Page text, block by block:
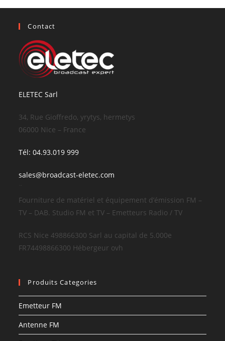
Contact
ELETEC Sarl
34, Rue Gioffredo, yrytys, hermetys
06000 Nice – France
Tél: 04.93.019 999
sales@broadcast-eletec.com
¨
Fourniture de matériel et équipement d’émission FM –
TV – DAB. Studio FM et TV – Emetteurs Radio / TV
RCS Nice 498866300 Sarl au capital de 5.000e
FR74498866300 Hébergeur ovh
Produits Categories
Emetteur FM
Antenne FM